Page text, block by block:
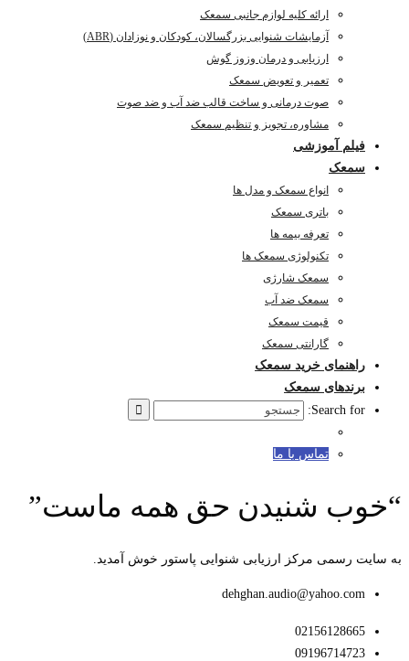
ارائه کلیه لوازم جانبی سمعک
آزمایشات شنوایی بزرگسالان، کودکان و نوزادان (ABR)
ارزیابی و درمان وزوز گوش
تعمیر و تعویض سمعک
صوت درمانی و ساخت قالب ضد آب و ضد صوت
مشاوره، تجویز و تنظیم سمعک
فیلم آموزشی
سمعک
انواع سمعک و مدل ها
باتری سمعک
تعرفه بیمه ها
تکنولوژی سمعک ها
سمعک شارژی
سمعک ضد آب
قیمت سمعک
گارانتی سمعک
راهنمای خرید سمعک
برندهای سمعک
Search for:
تماس با ما
“خوب شنیدن حق همه ماست”
به سایت رسمی مرکز ارزیابی شنوایی پاستور خوش آمدید.
dehghan.audio@yahoo.com
02156128665
09196714723